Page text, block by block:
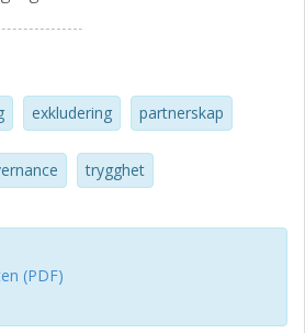
hos de trygghetsproblem
för att demokratiska aspekter har
ofta
bevakade invånarnas intressen. /
housing companies in
been to classify the
to better understand their pros
were analysed with help
and resulted in a quite
exkludering partnerskap
trygghet
(PDF)